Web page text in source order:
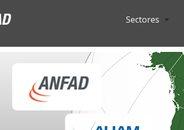
Sectores